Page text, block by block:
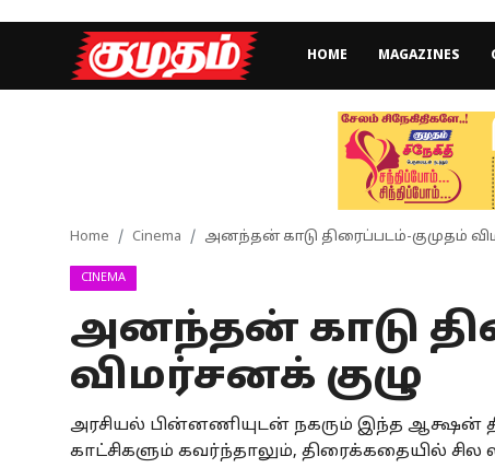
HOME MAGAZINES
Games
Health
Home Cinema அனந்தன் காடு திரைப்படம்-குமுதம்
CINEMA
அனந்தன் காடு
விமர்சனக் குழு
அரசியல் பின்னணியுடன் நகரும் இந்த ஆக்ஷன்
காட்சிகளும் கவர்ந்தாலும், திரைக்கதையில்